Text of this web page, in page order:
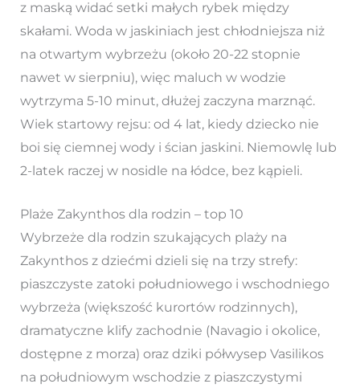
z maską widać setki małych rybek między
skałami. Woda w jaskiniach jest chłodniejsza niż
na otwartym wybrzeżu (około 20-22 stopnie
nawet w sierpniu), więc maluch w wodzie
wytrzyma 5-10 minut, dłużej zaczyna marznąć.
Wiek startowy rejsu: od 4 lat, kiedy dziecko nie
boi się ciemnej wody i ścian jaskini. Niemowlę lub
2-latek raczej w nosidle na łódce, bez kąpieli.
Plaże Zakynthos dla rodzin – top 10
Wybrzeże dla rodzin szukających plaży na
Zakynthos z dziećmi dzieli się na trzy strefy:
piaszczyste zatoki południowego i wschodniego
wybrzeża (większość kurortów rodzinnych),
dramatyczne klify zachodnie (Navagio i okolice,
dostępne z morza) oraz dziki półwysep Vasilikos
na południowym wschodzie z piaszczystymi